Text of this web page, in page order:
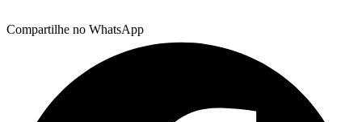
Compartilhe no WhatsApp